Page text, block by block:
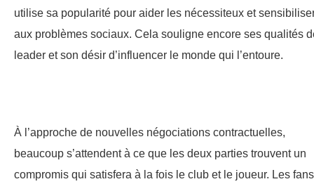
utilise sa popularité pour aider les nécessiteux et
aux problèmes sociaux. Cela souligne encore ses qualités
leader et son désir d’influencer le monde qui l’entoure.
À l’approche de nouvelles négociations contractuelles,
beaucoup s’attendent à ce que les deux parties trouvent un
compromis qui satisfera à la fois le club et le joueur. Les